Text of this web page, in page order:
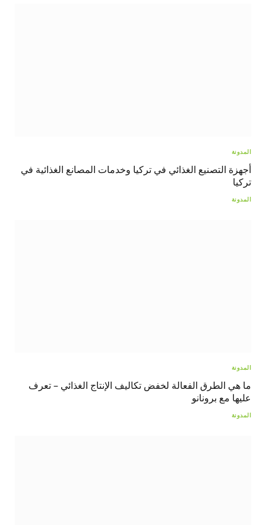
المدونة
أجهزة التصنيع الغذائي في تركيا وخدمات المصانع الغذائية في
تركيا
المدونة
المدونة
ما هي الطرق الفعالة لخفض تكاليف الإنتاج الغذائي – تعرف
عليها مع برونانو
المدونة